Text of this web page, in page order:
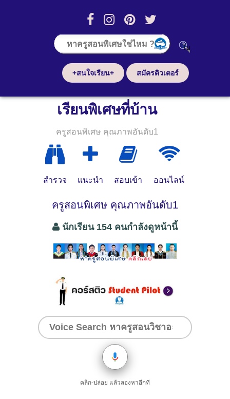
+สนใจเรียน+ สมัครติวเตอร์
เรียนพิเศษที่บ้าน
ครูสอนพิเศษ คุณภาพอันดับ1
สำรวจ แนะนำ สอบเข้า ออนไลน์
ครูสอนพิเศษ คุณภาพอันดับ1
นักเรียน 154 คนกำลังดูหน้านี้
คลิก-ปล่อย แล้วลองหาอีกที